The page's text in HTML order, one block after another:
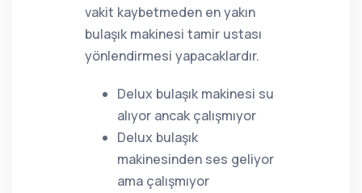
vakit kaybetmeden en yakın
bulaşık makinesi tamir ustası
yönlendirmesi yapacaklardır.
Delux bulaşık makinesi su
alıyor ancak çalışmıyor
Delux bulaşık
makinesinden ses geliyor
ama çalışmıyor